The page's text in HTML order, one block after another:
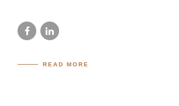
READ MORE